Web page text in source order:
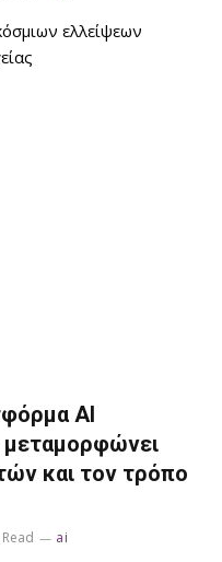
ελλείψεων
AI
και τον τρόπο
ai